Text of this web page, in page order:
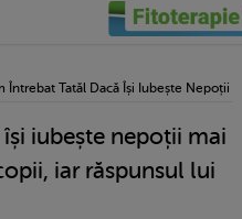
Întrebat Tatăl Dacă Își Iubește Nepoții
iubește nepoții mai
iar răspunsul lui